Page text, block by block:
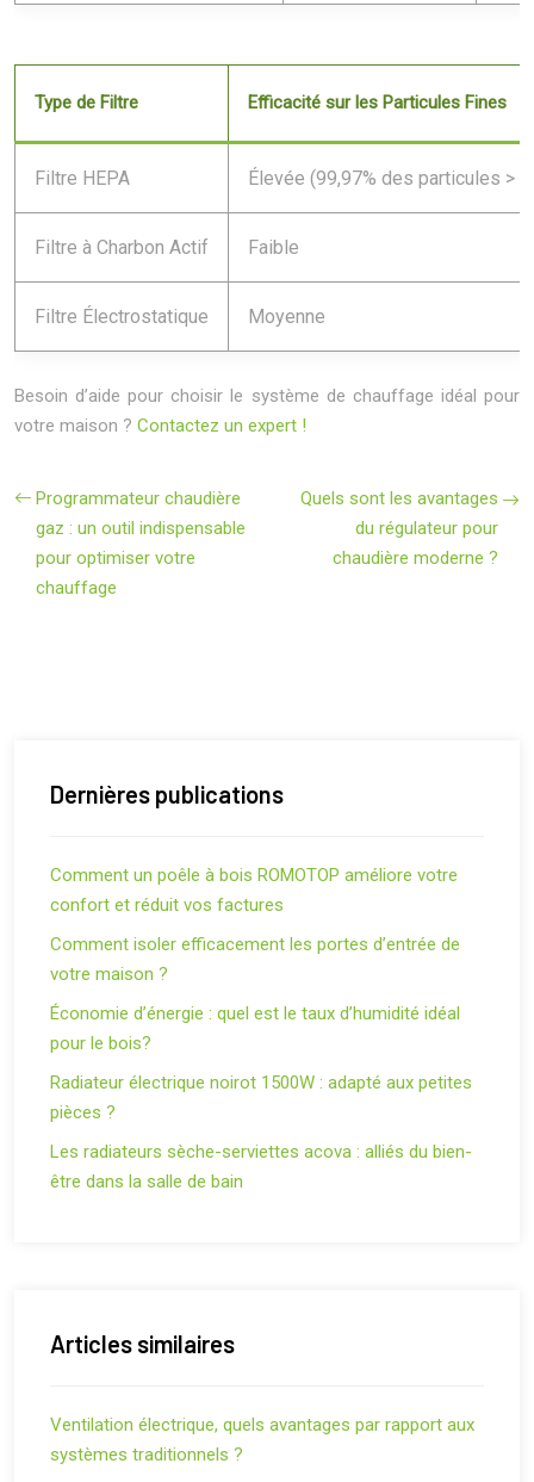
Type de Filtre Efficacité sur les Particules Fines
Filtre HEPA Élevée (99,97% des particules >
Filtre à Charbon Actif Faible
Filtre Électrostatique Moyenne
Besoin d’aide pour choisir le système de chauffage idéal pour
votre maison ? Contactez un expert !
Programmateur chaudière
gaz : un outil indispensable
pour optimiser votre
chauffage
Quels sont les avantages
du régulateur pour
chaudière moderne ?
Dernières publications
Comment un poêle à bois ROMOTOP améliore votre
confort et réduit vos factures
Comment isoler efficacement les portes d’entrée de
votre maison ?
Économie d’énergie : quel est le taux d’humidité idéal
pour le bois?
Radiateur électrique noirot 1500W : adapté aux petites
pièces ?
Les radiateurs sèche-serviettes acova : alliés du bien-
être dans la salle de bain
Articles similaires
Ventilation électrique, quels avantages par rapport aux
systèmes traditionnels ?